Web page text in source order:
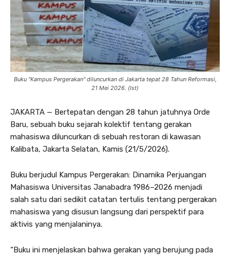
Buku "Kampus Pergerakan" diluncurkan di Jakarta tepat 28 Tahun Reformasi,
21 Mei 2026. (Ist)
JAKARTA — Bertepatan dengan 28 tahun jatuhnya Orde
Baru, sebuah buku sejarah kolektif tentang gerakan
mahasiswa diluncurkan di sebuah restoran di kawasan
Kalibata, Jakarta Selatan, Kamis (21/5/2026).
Buku berjudul Kampus Pergerakan: Dinamika Perjuangan
Mahasiswa Universitas Janabadra 1986–2026 menjadi
salah satu dari sedikit catatan tertulis tentang pergerakan
mahasiswa yang disusun langsung dari perspektif para
aktivis yang menjalaninya.
“Buku ini menjelaskan bahwa gerakan yang berujung pada